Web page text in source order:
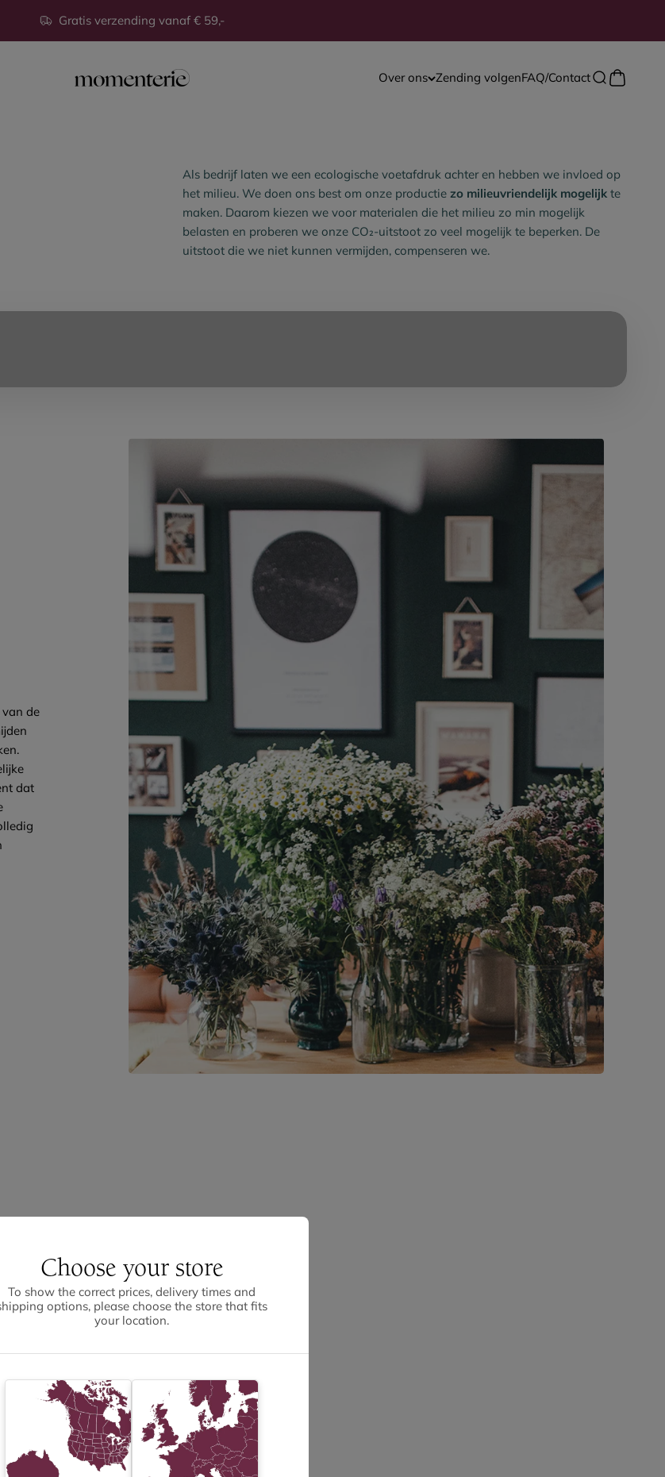
Gratis verzending vanaf € 59,-
Momenterie Over ons Zending volgenFAQ/ContactZoeken
Choose your store
To show the correct prices, delivery times and
options, please choose the store that fits
your location.
Als bedrijf laten we een ecologische voetafdruk achter en hebben we invloed op
het milieu. We doen ons best om onze productie zo milieuvriendelijk mogelijk te
maken. Daarom kiezen we voor materialen die het milieu zo min mogelijk
belasten en proberen we onze CO₂-uitstoot zo veel mogelijk te beperken. De
uitstoot die we niet kunnen vermijden, compenseren we.
de
dat